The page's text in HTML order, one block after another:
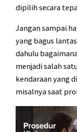
dipilih secara
Jangan sampai
yang bagus
dahulu
menjadi salah
kendaraan yang
misalnya saat